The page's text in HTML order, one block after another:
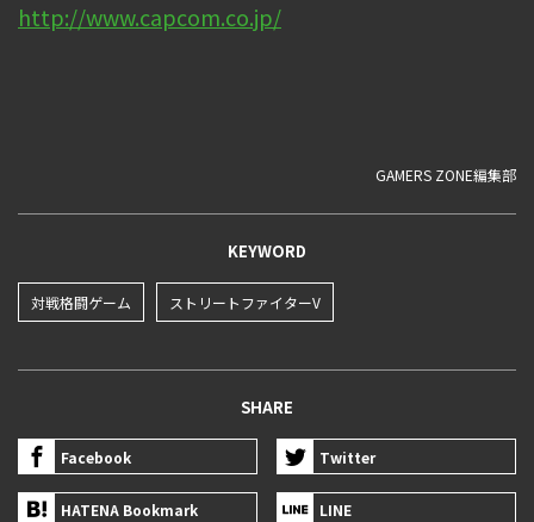
http://www.capcom.co.jp/
GAMERS ZONE編集部
KEYWORD
対戦格闘ゲーム ストリートファイターV
SHARE
Facebook Twitter
HATENA Bookmark LINE